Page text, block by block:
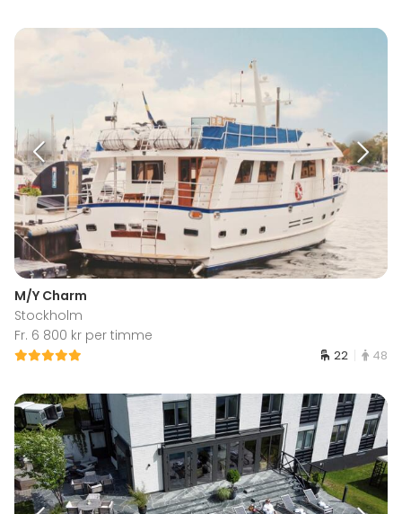
M/Y Charm
Stockholm
Fr. 6 800 kr per timme
22 48